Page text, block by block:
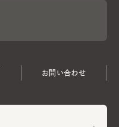
お問い合わせ